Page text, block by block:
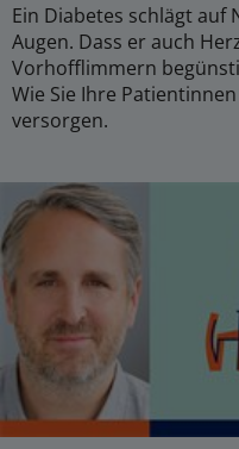
Ein Diabetes schlägt auf
Augen. Dass er auch
Vorhofflimmern
Wie Sie Ihre
versorgen.